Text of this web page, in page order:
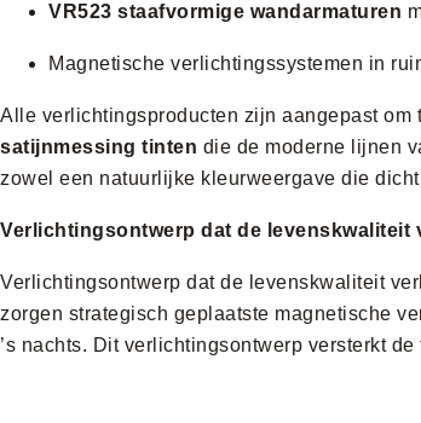
VR523 staafvormige wandarmaturen
Magnetische verlichtingssystemen in
Alle verlichtingsproducten zijn aangepast
satijnmessing tinten die de moderne lijnen
zowel een natuurlijke kleurweergave die
Verlichtingsontwerp dat de levenskwaliteit
Verlichtingsontwerp dat de levenskwaliteit
zorgen strategisch geplaatste magnetische
’s nachts. Dit verlichtingsontwerp versterkt